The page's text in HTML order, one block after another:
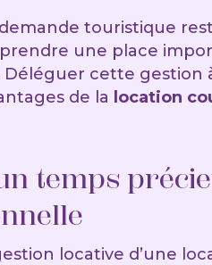
touristique
une place
Déléguer cette
de la location
temps
locative d’une